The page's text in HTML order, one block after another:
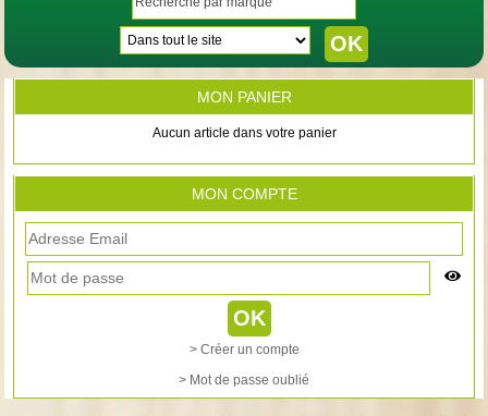
MON PANIER
Aucun article dans votre panier
MON COMPTE
> Créer un compte
> Mot de passe oublié